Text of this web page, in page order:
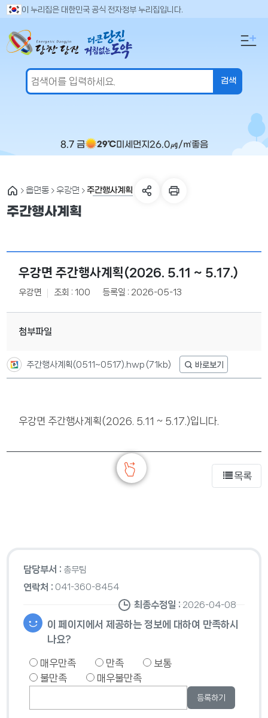
이 누리집은 대한민국 공식 전자정부 누리집입니다.
8.7 금 29℃미세먼지 26.0㎍/㎥좋음
검
어
입
읍면동 우강면 주간행사계획
주간행사계획
우강면 주간행사계획(2026. 5.11 ~ 5.17.)
우강면 조회 : 100 등록일 : 2026-05-13
첨부파일
주간행사계획(0511~0517).hwp (71kb)
우강면 주간행사계획(2026. 5.11 ~ 5.17.)입니다.
목록
담당부서 : 총무팀
연락처 : 041-360-8454
최종수정일 : 2026-04-08
이 페이지에서 제공하는 정보에 대하여 만족하시
나요?
매우만족 만족
보통
불만족
매우불만족
만
도
의
세